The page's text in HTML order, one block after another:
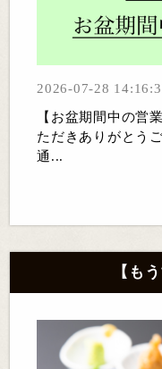
2026-07-28
【お盆期間中の営
ただきありがとう
通...
【も